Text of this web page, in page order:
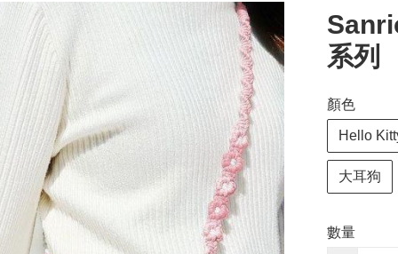
系列
顏色
Hello
大耳狗
數量